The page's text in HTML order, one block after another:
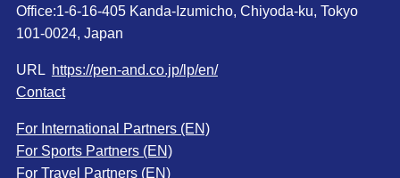
Office:1-6-16-405 Kanda-Izumicho, Chiyoda-ku, Tokyo
101-0024, Japan
URL https://pen-and.co.jp/lp/en/
Contact
For International Partners (EN)
For Sports Partners (EN)
For Travel Partners (EN)